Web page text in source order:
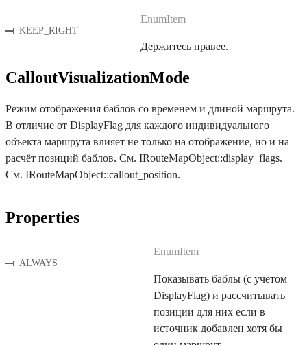
KEEP_RIGHT
EnumItem
Держитесь правее.
CalloutVisualizationMode
Режим отображения баблов со временем и длиной маршрута.
В отличие от DisplayFlag для каждого индивидуального
объекта маршрута влияет не только на отображение, но и на
расчёт позиций баблов. См. IRouteMapObject::display_flags.
См. IRouteMapObject::callout_position.
Properties
ALWAYS
EnumItem
Показывать баблы (с учётом
DisplayFlag) и рассчитывать
позиции для них если в
источник добавлен хотя бы